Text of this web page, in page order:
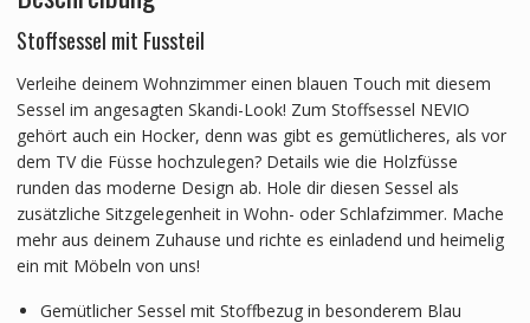
Stoffsessel mit Fussteil
Verleihe deinem Wohnzimmer einen blauen Touch mit diesem
Sessel im angesagten Skandi-Look! Zum Stoffsessel NEVIO
gehört auch ein Hocker, denn was gibt es gemütlicheres, als vor
dem TV die Füsse hochzulegen? Details wie die Holzfüsse
runden das moderne Design ab. Hole dir diesen Sessel als
zusätzliche Sitzgelegenheit in Wohn- oder Schlafzimmer. Mache
mehr aus deinem Zuhause und richte es einladend und heimelig
ein mit Möbeln von uns!
Gemütlicher Sessel mit Stoffbezug in besonderem Blau